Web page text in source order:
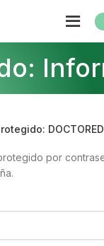
DOCTORED
por